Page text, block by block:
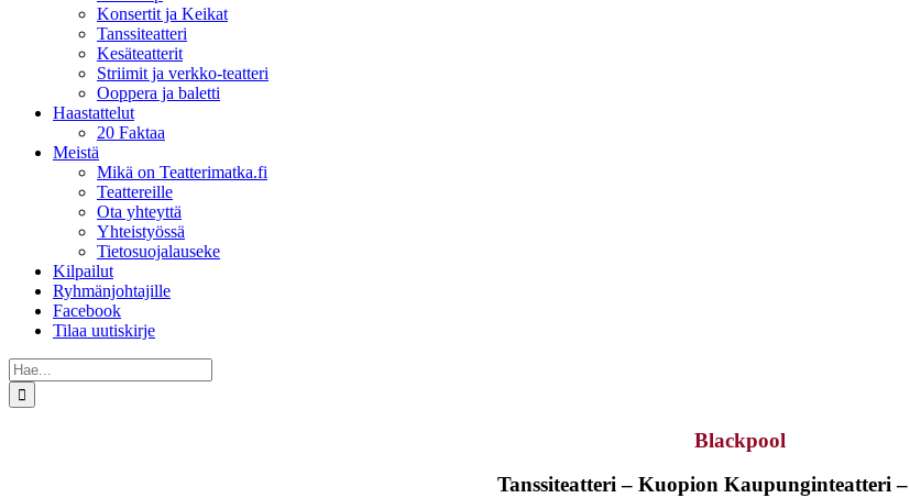
Konsertit ja Keikat
Tanssiteatteri
Kesäteatterit
Striimit ja verkko-teatteri
Ooppera ja baletti
Haastattelut
20 Faktaa
Meistä
Mikä on Teatterimatka.fi
Teattereille
Ota yhteyttä
Yhteistyössä
Tietosuojalauseke
Kilpailut
Ryhmänjohtajille
Facebook
Tilaa uutiskirje
Etsi
...
Blackpool
Tanssiteatteri – Kuopion Kaupunginteatteri